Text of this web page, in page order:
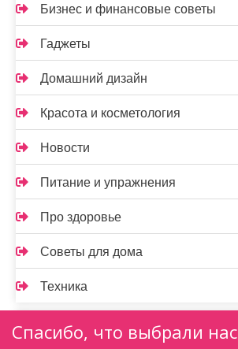
Бизнес и финансовые советы
Гаджеты
Домашний дизайн
Красота и косметология
Новости
Питание и упражнения
Про здоровье
Советы для дома
Техника
Спасибо, что выбрали нас